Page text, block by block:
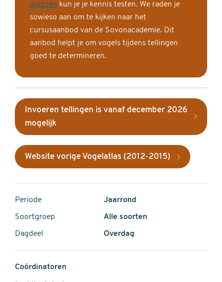
quizzen kun je je kennis testen. We raden je
sowieso aan om te kijken naar het
cursusaanbod van de Sovonacademie. Dit
aanbod helpt je om vogels tijdens tellingen
goed te determineren.
Invoeren tellingen is vanaf december 2026
mogelijk
Website vorige Vogelatlas (2012-2015)
Periode Jaarrond
Soortgroep Alle soorten
Dagdeel Overdag
Coördinatoren